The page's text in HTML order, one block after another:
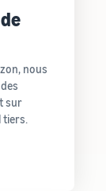
nous
sur
tiers.